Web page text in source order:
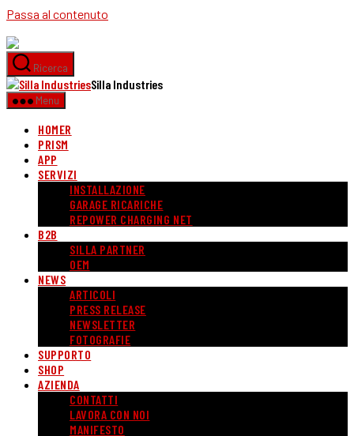
Passa al contenuto
Ricerca
Silla Industries
Menu
HOMER
PRISM
APP
SERVIZI
INSTALLAZIONE
GARAGE RICARICHE
REPOWER CHARGING NET
B2B
SILLA PARTNER
OEM
NEWS
ARTICOLI
PRESS RELEASE
NEWSLETTER
FOTOGRAFIE
SUPPORTO
SHOP
AZIENDA
CONTATTI
LAVORA CON NOI
MANIFESTO